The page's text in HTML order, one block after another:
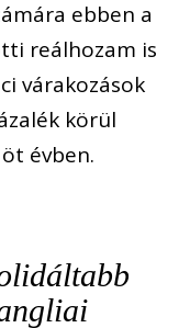
ebben a
reálhozam is
várakozások
körül
évben.